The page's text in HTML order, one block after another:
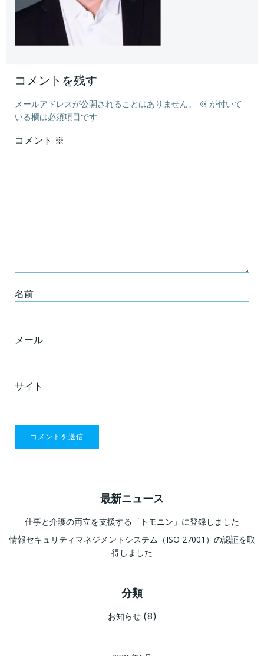
コメントを残す
メールアドレスが公開されることはありません。 ※ が付いて
いる欄は必須項目です
コメント ※
名前
メール
サイト
最新ニュース
仕事と介護の両立を支援する「トモニン」に登録しました
情報セキュリティマネジメントシステム（ISO 27001）の認証を取
得しました
分類
お知らせ(8)